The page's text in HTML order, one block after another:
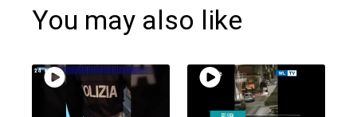
You may also like